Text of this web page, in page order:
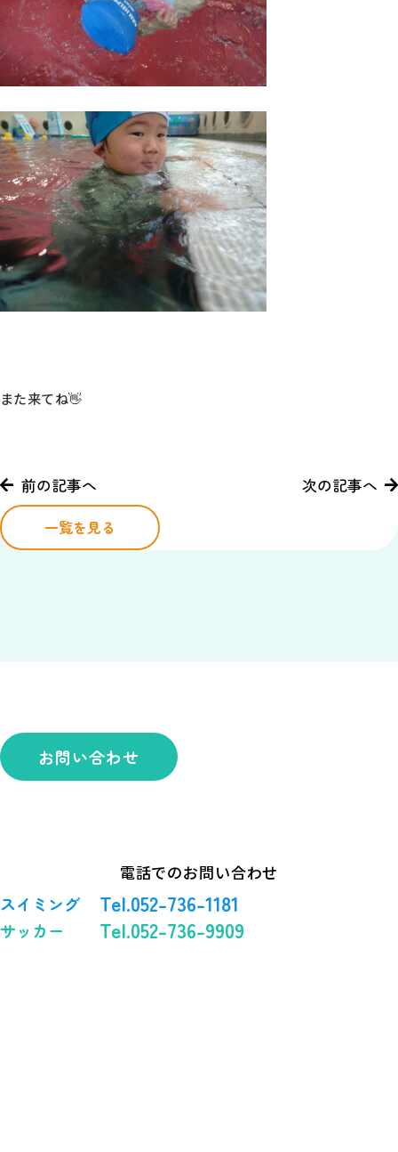
また来てね👋
前の記事へ 次の記事へ
一覧を見る
お問い合わせ
電話でのお問い合わせ
スイミング Tel.052-736-1181
サッカー Tel.052-736-9909